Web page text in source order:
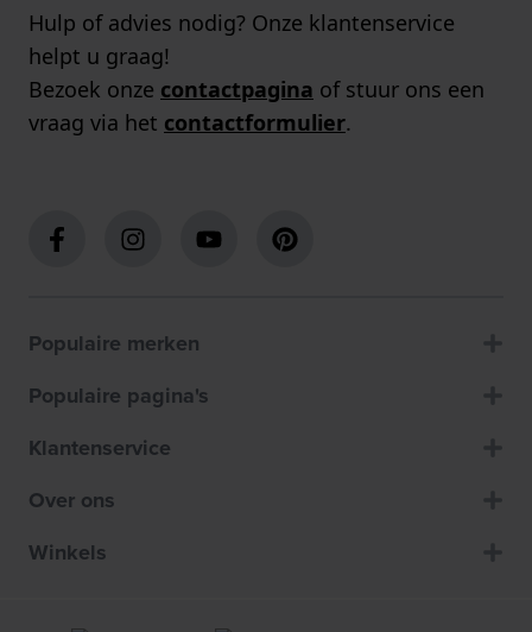
Hulp of advies nodig? Onze klantenservice
helpt u graag!
Bezoek onze contactpagina of stuur ons een
vraag via het contactformulier.
Populaire merken
Populaire pagina's
Klantenservice
Over ons
Winkels